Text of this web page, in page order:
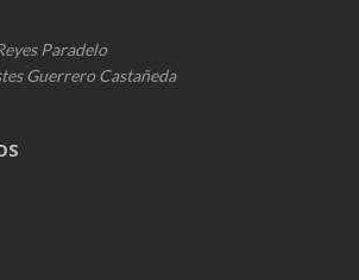
Paradelo
Guerrero Castañeda